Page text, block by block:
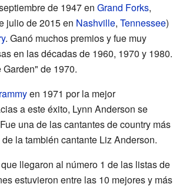
de 1947 en Grand Forks,
julio de 2015 en Nashville, Tennessee)
. Ganó muchos premios y fue muy
en las décadas de 1960, 1970 y 1980.
de 1970.
en 1971 por la mejor
a este éxito, Lynn Anderson se
una de las cantantes de country más
la también cantante Liz Anderson.
llegaron al número 1 de las listas de
estuvieron entre las 10 mejores y más